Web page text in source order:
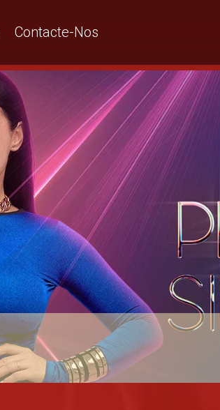
Contacte-Nos